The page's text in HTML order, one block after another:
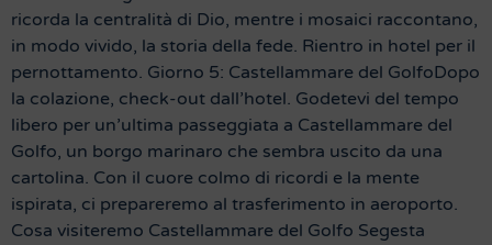
ricorda la centralità di Dio, mentre i mosaici raccontano,
in modo vivido, la storia della fede. Rientro in hotel per il
pernottamento. Giorno 5: Castellammare del GolfoDopo
la colazione, check-out dall’hotel. Godetevi del tempo
libero per un’ultima passeggiata a Castellammare del
Golfo, un borgo marinaro che sembra uscito da una
cartolina. Con il cuore colmo di ricordi e la mente
ispirata, ci prepareremo al trasferimento in aeroporto.
Cosa visiteremo Castellammare del Golfo Segesta